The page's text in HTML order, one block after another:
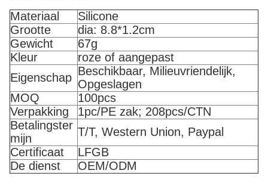
Materiaal
Silicone
Grootte
dia: 8.8*1.2cm
Gewicht
67g
Kleur
roze of aangepast
Eigenschap Beschikbaar, Milieuvriendelijk,
Opgeslagen
MOQ
100pcs
Verpakking
1pc/PE zak; 208pcs/CTN
Betalingster
mijn
T/T, Western Union, Paypal
Certificaat
LFGB
De dienst
OEM/ODM